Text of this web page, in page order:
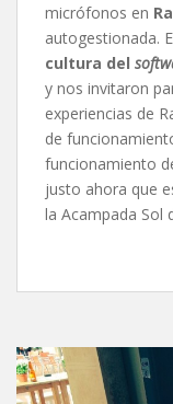
micrófonos en
autogestionada.
cultura del
y nos invitaron
experiencias de
de
funcionamiento
justo ahora que
la Acampada Sol